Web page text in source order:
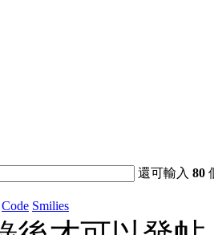
還可輸入80
Code Smilies